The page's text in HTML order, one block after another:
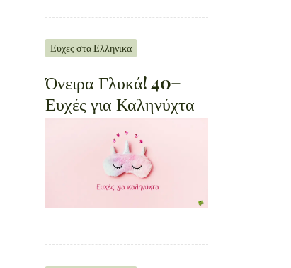
Ευχες στα Ελληνικα
Όνειρα Γλυκά! 40+
Ευχές για Καληνύχτα